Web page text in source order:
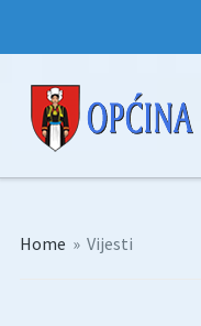
Home » Vijesti